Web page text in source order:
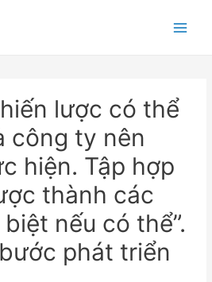
lược có thể
công ty nên
hiện. Tập hợp
thành các
nếu có thể”.
phát triển